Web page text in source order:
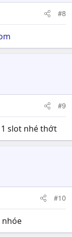
#8
#9
slot nhé thớt
#10
nhóe